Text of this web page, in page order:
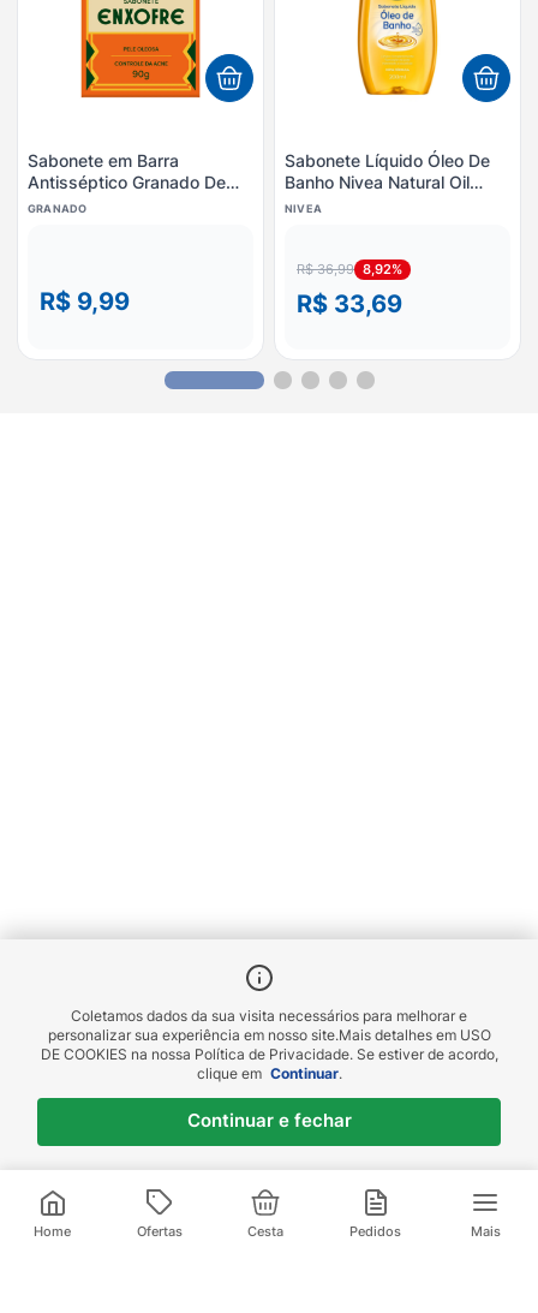
Coletamos dados da sua visita necessários para melhorar e
personalizar sua experiência em nosso site.Mais detalhes em USO
DE COOKIES na nossa Política de Privacidade. Se estiver de acordo,
clique em Continuar.
Continuar e fechar
Sabonete em Barra
Antisséptico Granado De
Enxofre 90g
GRANADO
R$ 9,99
Sabonete Líquido Óleo De
Banho Nivea Natural Oil
200ml
NIVEA
R$ 36,99 8,92%
R$ 33,69
Home Ofertas Cesta Pedidos Mais